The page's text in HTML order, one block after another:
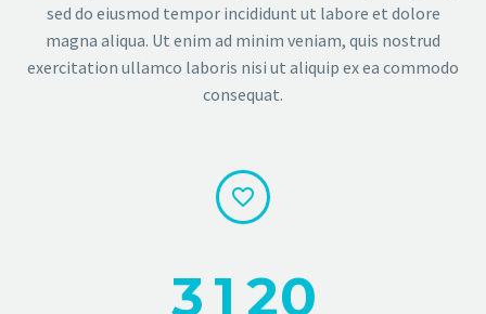
sed do eiusmod tempor incididunt ut labore et dolore
magna aliqua. Ut enim ad minim veniam, quis nostrud
exercitation ullamco laboris nisi ut aliquip ex ea commodo
consequat.


31 20